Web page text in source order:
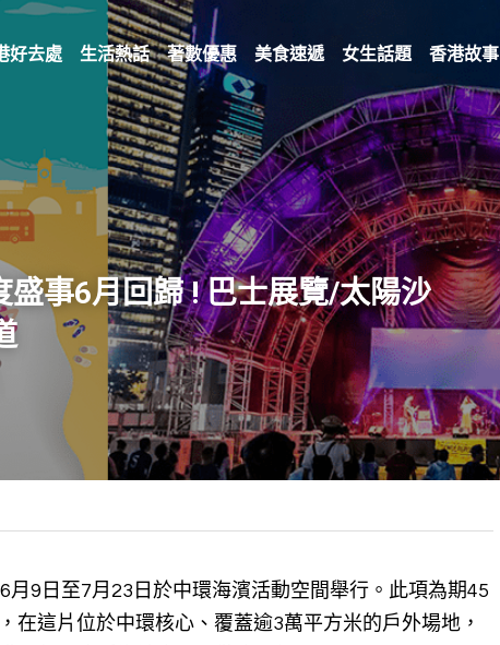
好去處 生活熱話 著數優惠 美食速遞 女生話題 香港故事
事6月回歸 ! 巴士展覽/太陽沙
9日至7月23日於中環海濱活動空間舉行。此項為期45
在這片位於中環核心、覆蓋逾3萬平方米的戶外場地，